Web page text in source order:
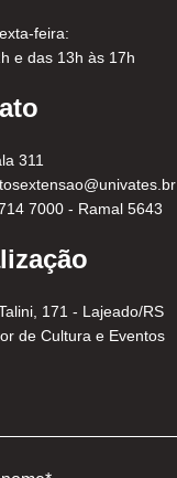
feira:
e das 13h às 17h
311
7000 - Ramal 5643
171 - Lajeado/RS
de Cultura e Eventos